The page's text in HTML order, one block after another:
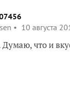
10 августа
Думаю, что и